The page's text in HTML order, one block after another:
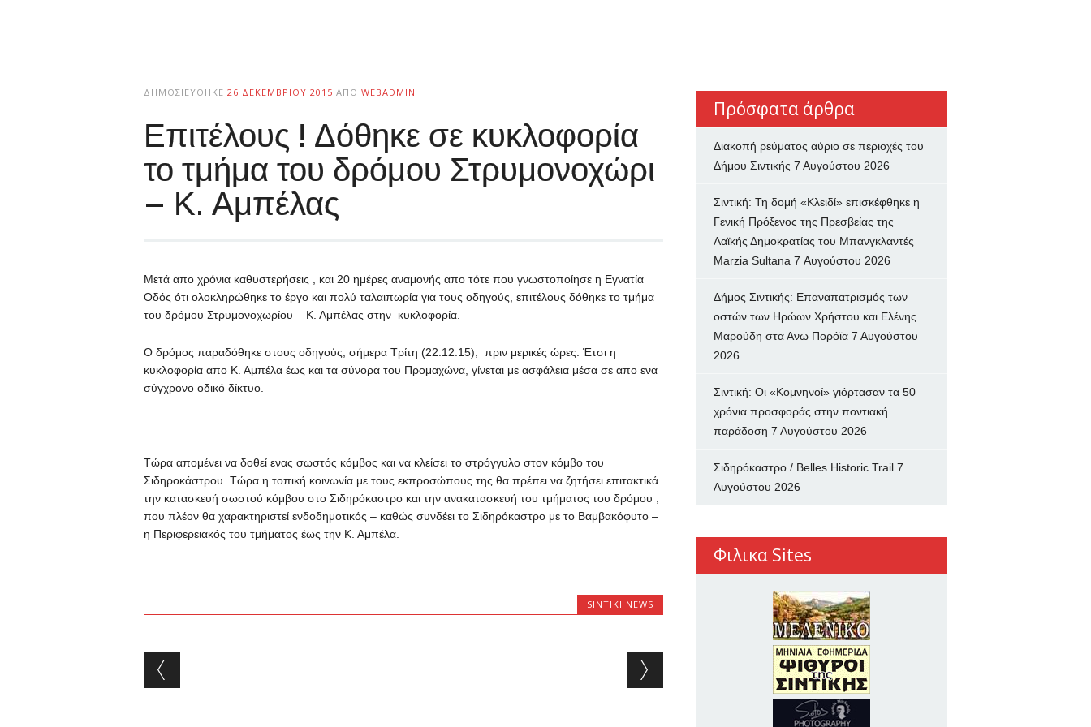
ΔΗΜΟΣΙΕΎΘΗΚΕ 26 ΔΕΚΕΜΒΡΊΟΥ 2015 ΑΠΌ WEBADMIN
Επιτέλους ! Δόθηκε σε κυκλοφορία
το τμήμα του δρόμου Στρυμονοχώρι
– Κ. Αμπέλας
Μετά απο χρόνια καθυστερήσεις , και 20 ημέρες αναμονής απο τότε που γνωστοποίησε η Εγνατία
Οδός ότι ολοκληρώθηκε το έργο και πολύ ταλαιπωρία για τους οδηγούς, επιτέλους δόθηκε το τμήμα
του δρόμου Στρυμονοχωρίου – Κ. Αμπέλας στην κυκλοφορία.
Ο δρόμος παραδόθηκε στους οδηγούς, σήμερα Τρίτη (22.12.15), πριν μερικές ώρες. Έτσι η
κυκλοφορία απο Κ. Αμπέλα έως και τα σύνορα του Προμαχώνα, γίνεται με ασφάλεια μέσα σε απο ενα
σύγχρονο οδικό δίκτυο.
Τώρα απομένει να δοθεί ενας σωστός κόμβος και να κλείσει το στρόγγυλο στον κόμβο του
Σιδηροκάστρου. Τώρα η τοπική κοινωνία με τους εκπροσώπους της θα πρέπει να ζητήσει επιτακτικά
την κατασκευή σωστού κόμβου στο Σιδηρόκαστρο και την ανακατασκευή του τμήματος του δρόμου ,
που πλέον θα χαρακτηριστεί ενδοδημοτικός – καθώς συνδέει το Σιδηρόκαστρο με το Βαμβακόφυτο –
η Περιφερειακός του τμήματος έως την Κ. Αμπέλα.
SINTIKI NEWS
Post navigation
Πρόσφατα άρθρα
Διακοπή ρεύματος αύριο σε περιοχές του
Δήμου Σιντικής 7 Αυγούστου 2026
Σιντική: Τη δομή «Κλειδί» επισκέφθηκε η
Γενική Πρόξενος της Πρεσβείας της
Λαϊκής Δημοκρατίας του Μπανγκλαντές
Marzia Sultana 7 Αυγούστου 2026
Δήμος Σιντικής: Επαναπατρισμός των
oστών των Ηρώων Χρήστου και Ελένης
Μαρούδη στα Ανω Πορόϊα 7 Αυγούστου
2026
Σιντική: Οι «Κομνηνοί» γιόρτασαν τα 50
χρόνια προσφοράς στην ποντιακή
παράδοση 7 Αυγούστου 2026
Σιδηρόκαστρο / Belles Historic Trail 7
Αυγούστου 2026
Φιλικα Sites